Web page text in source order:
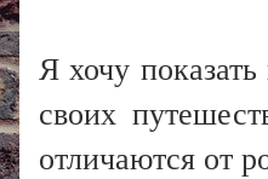
Я хочу
своих
отличаются от